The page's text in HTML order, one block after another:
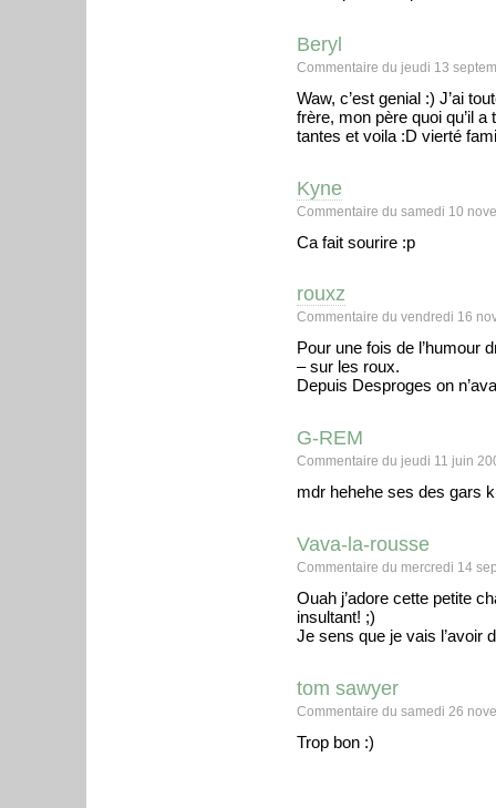
Beryl
Commentaire du jeudi 13
Waw, c’est genial :) J’ai
frère, mon père quoi qu’il
tantes et voila :D vierté
Kyne
Commentaire du samedi 10
Ca fait sourire :p
rouxz
Commentaire du vendredi 16
Pour une fois de l’humour
– sur les roux.
Depuis Desproges on
G-REM
Commentaire du jeudi 11 juin
mdr hehehe ses des gars
Vava-la-rousse
Commentaire du mercredi 14
Ouah j’adore cette petite
insultant! ;)
Je sens que je vais l’avoir
tom sawyer
Commentaire du samedi 26
Trop bon :)